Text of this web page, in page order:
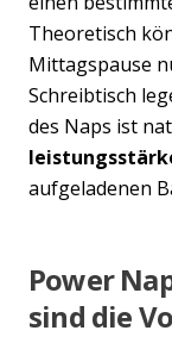
Theoretisch
Mittagspause
Schreibtisch
des Naps ist
aufgeladenen
Power
sind die